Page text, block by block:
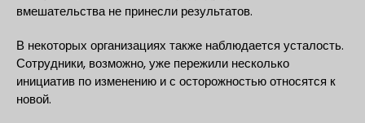
вмешательства не принесли результатов.
В некоторых организациях также наблюдается усталость.
Сотрудники, возможно, уже пережили несколько
инициатив по изменению и с осторожностью относятся к
новой.